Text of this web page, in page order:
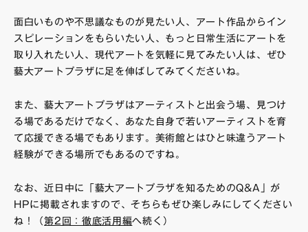
面白いものや不思議なものが見たい人、アート作品からイン
スピレーションをもらいたい人、もっと日常生活にアートを
取り入れたい人、現代アートを気軽に見てみたい人は、ぜひ
藝大アートプラザに足を伸ばしてみてくださいね。
また、藝大アートプラザはアーティストと出会う場、見つけ
る場であるだけでなく、あなた自身で若いアーティストを育
て応援できる場でもあります。美術館とはひと味違うアート
経験ができる場所でもあるのですね。
なお、近日中に「藝大アートプラザを知るためのQ&A」が
HPに掲載されますので、そちらもぜひ楽しみにしてください
ね！（第2回：徹底活用編へ続く）